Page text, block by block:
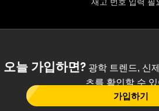
오늘 가입하면?광학 트렌드, 신
츠를 확인할 수
가입하기